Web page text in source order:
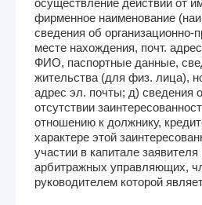
осуществление действий от
фирменное наименование
сведения об организационно-
месте нахождения, почт.
ФИО, паспортные данные,
жительства (для физ. лица),
адрес эл. почты; д) сведения
отсутствии
отношению к должнику,
характере этой
участии в капитале
арбитражных управляющих,
руководителем которой